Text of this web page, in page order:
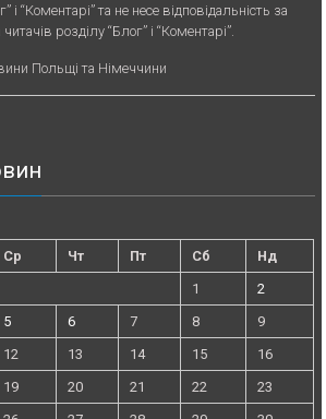
і “Коментарі” та не несе відповідальність за
розділу “Блог” і “Коментарі”.
Польщі та Німеччини
Ср Чт Пт Сб
Нд
1
2
5 6 7 8
9
12 13 14 15
16
19 20 21 22
23